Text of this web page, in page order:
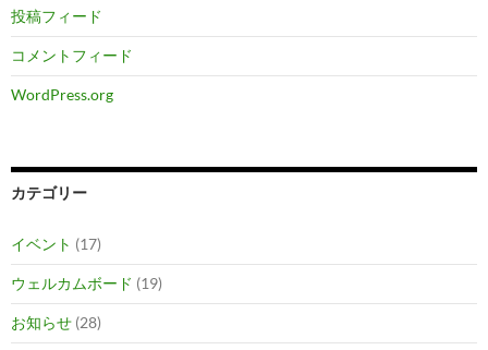
投稿フィード
コメントフィード
WordPress.org
カテゴリー
イベント (17)
ウェルカムボード (19)
お知らせ (28)